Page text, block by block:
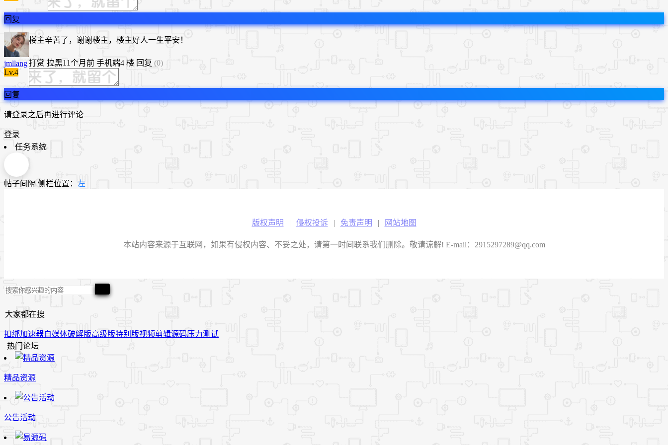
回复
jmllang
Lv.4
楼主辛苦了，谢谢楼主，楼主好人一生平安！
打赏 拉黑11个月前 手机端4 楼 回复 (0)
回复
请登录之后再进行评论
登录
任务系统
帖子间隔 侧栏位置： 左
版权声明 | 侵权投诉 | 免责声明 | 网站地图
本站内容来源于互联网，如果有侵权内容、不妥之处，请第一时间联系我们删除。敬请谅解! E-mail：2915297289@qq.com
大家都在搜
扣绑加速器自媒体破解版高级版特别版视频剪辑源码压力测试
热门论坛
精品资源
公告活动